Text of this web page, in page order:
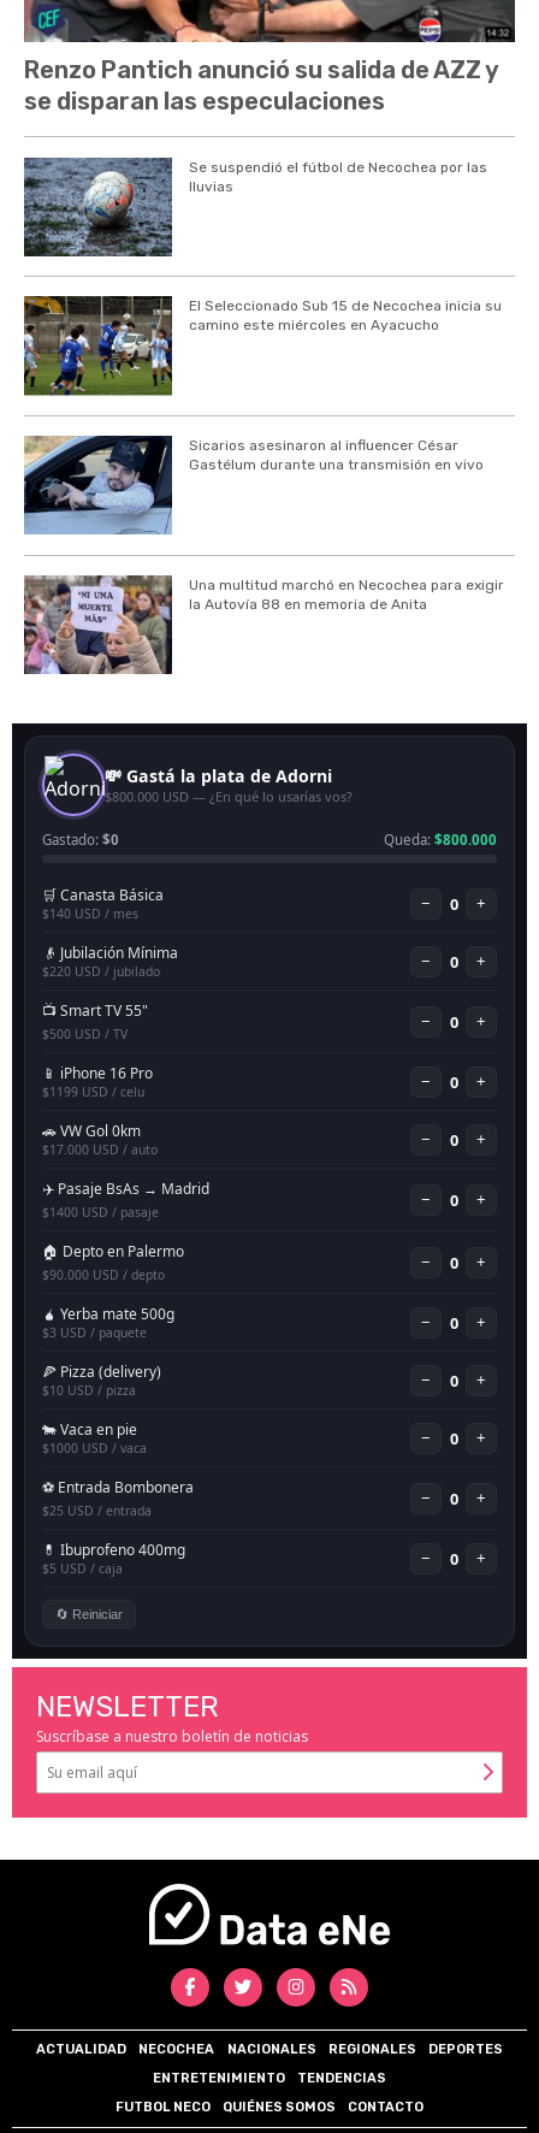
Renzo Pantich anunció su salida de AZZ y
se disparan las especulaciones
Se suspendió el fútbol de Necochea por las
lluvias
El Seleccionado Sub 15 de Necochea inicia su
camino este miércoles en Ayacucho
Sicarios asesinaron al influencer César
Gastélum durante una transmisión en vivo
Una multitud marchó en Necochea para exigir
la Autovía 88 en memoria de Anita
NEWSLETTER
Suscríbase a nuestro boletín de noticias
ACTUALIDAD NECOCHEA NACIONALES REGIONALES
DEPORTES
ENTRETENIMIENTO
TENDENCIAS
FUTBOL NECO
QUIÉNES SOMOS CONTACTO